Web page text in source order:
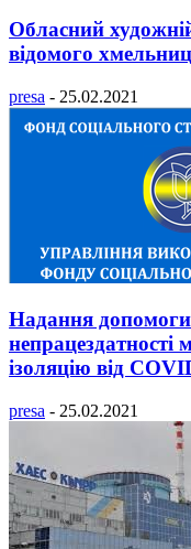
Обласний
відомого
presa - 25.02.2021
Надання допомоги
ізоляцію від
presa - 25.02.2021